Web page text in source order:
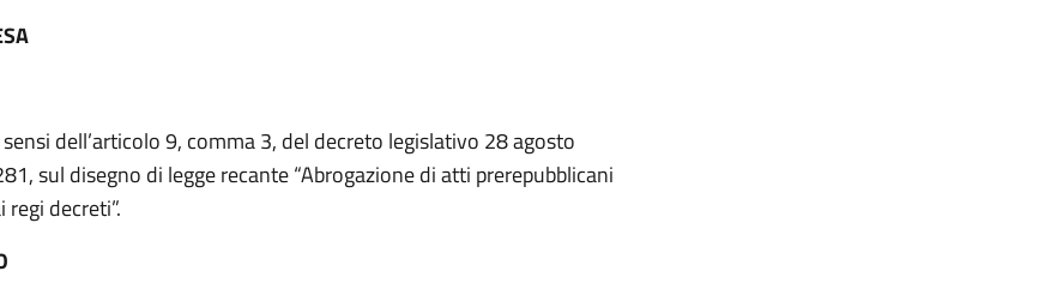
dell’articolo 9, comma 3, del decreto legislativo 28 agosto
sul disegno di legge recante “Abrogazione di atti prerepubblicani
regi decreti”.